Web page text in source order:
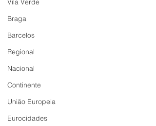
Vila Verde
Braga
Barcelos
Regional
Nacional
Continente
União Europeia
Eurocidades